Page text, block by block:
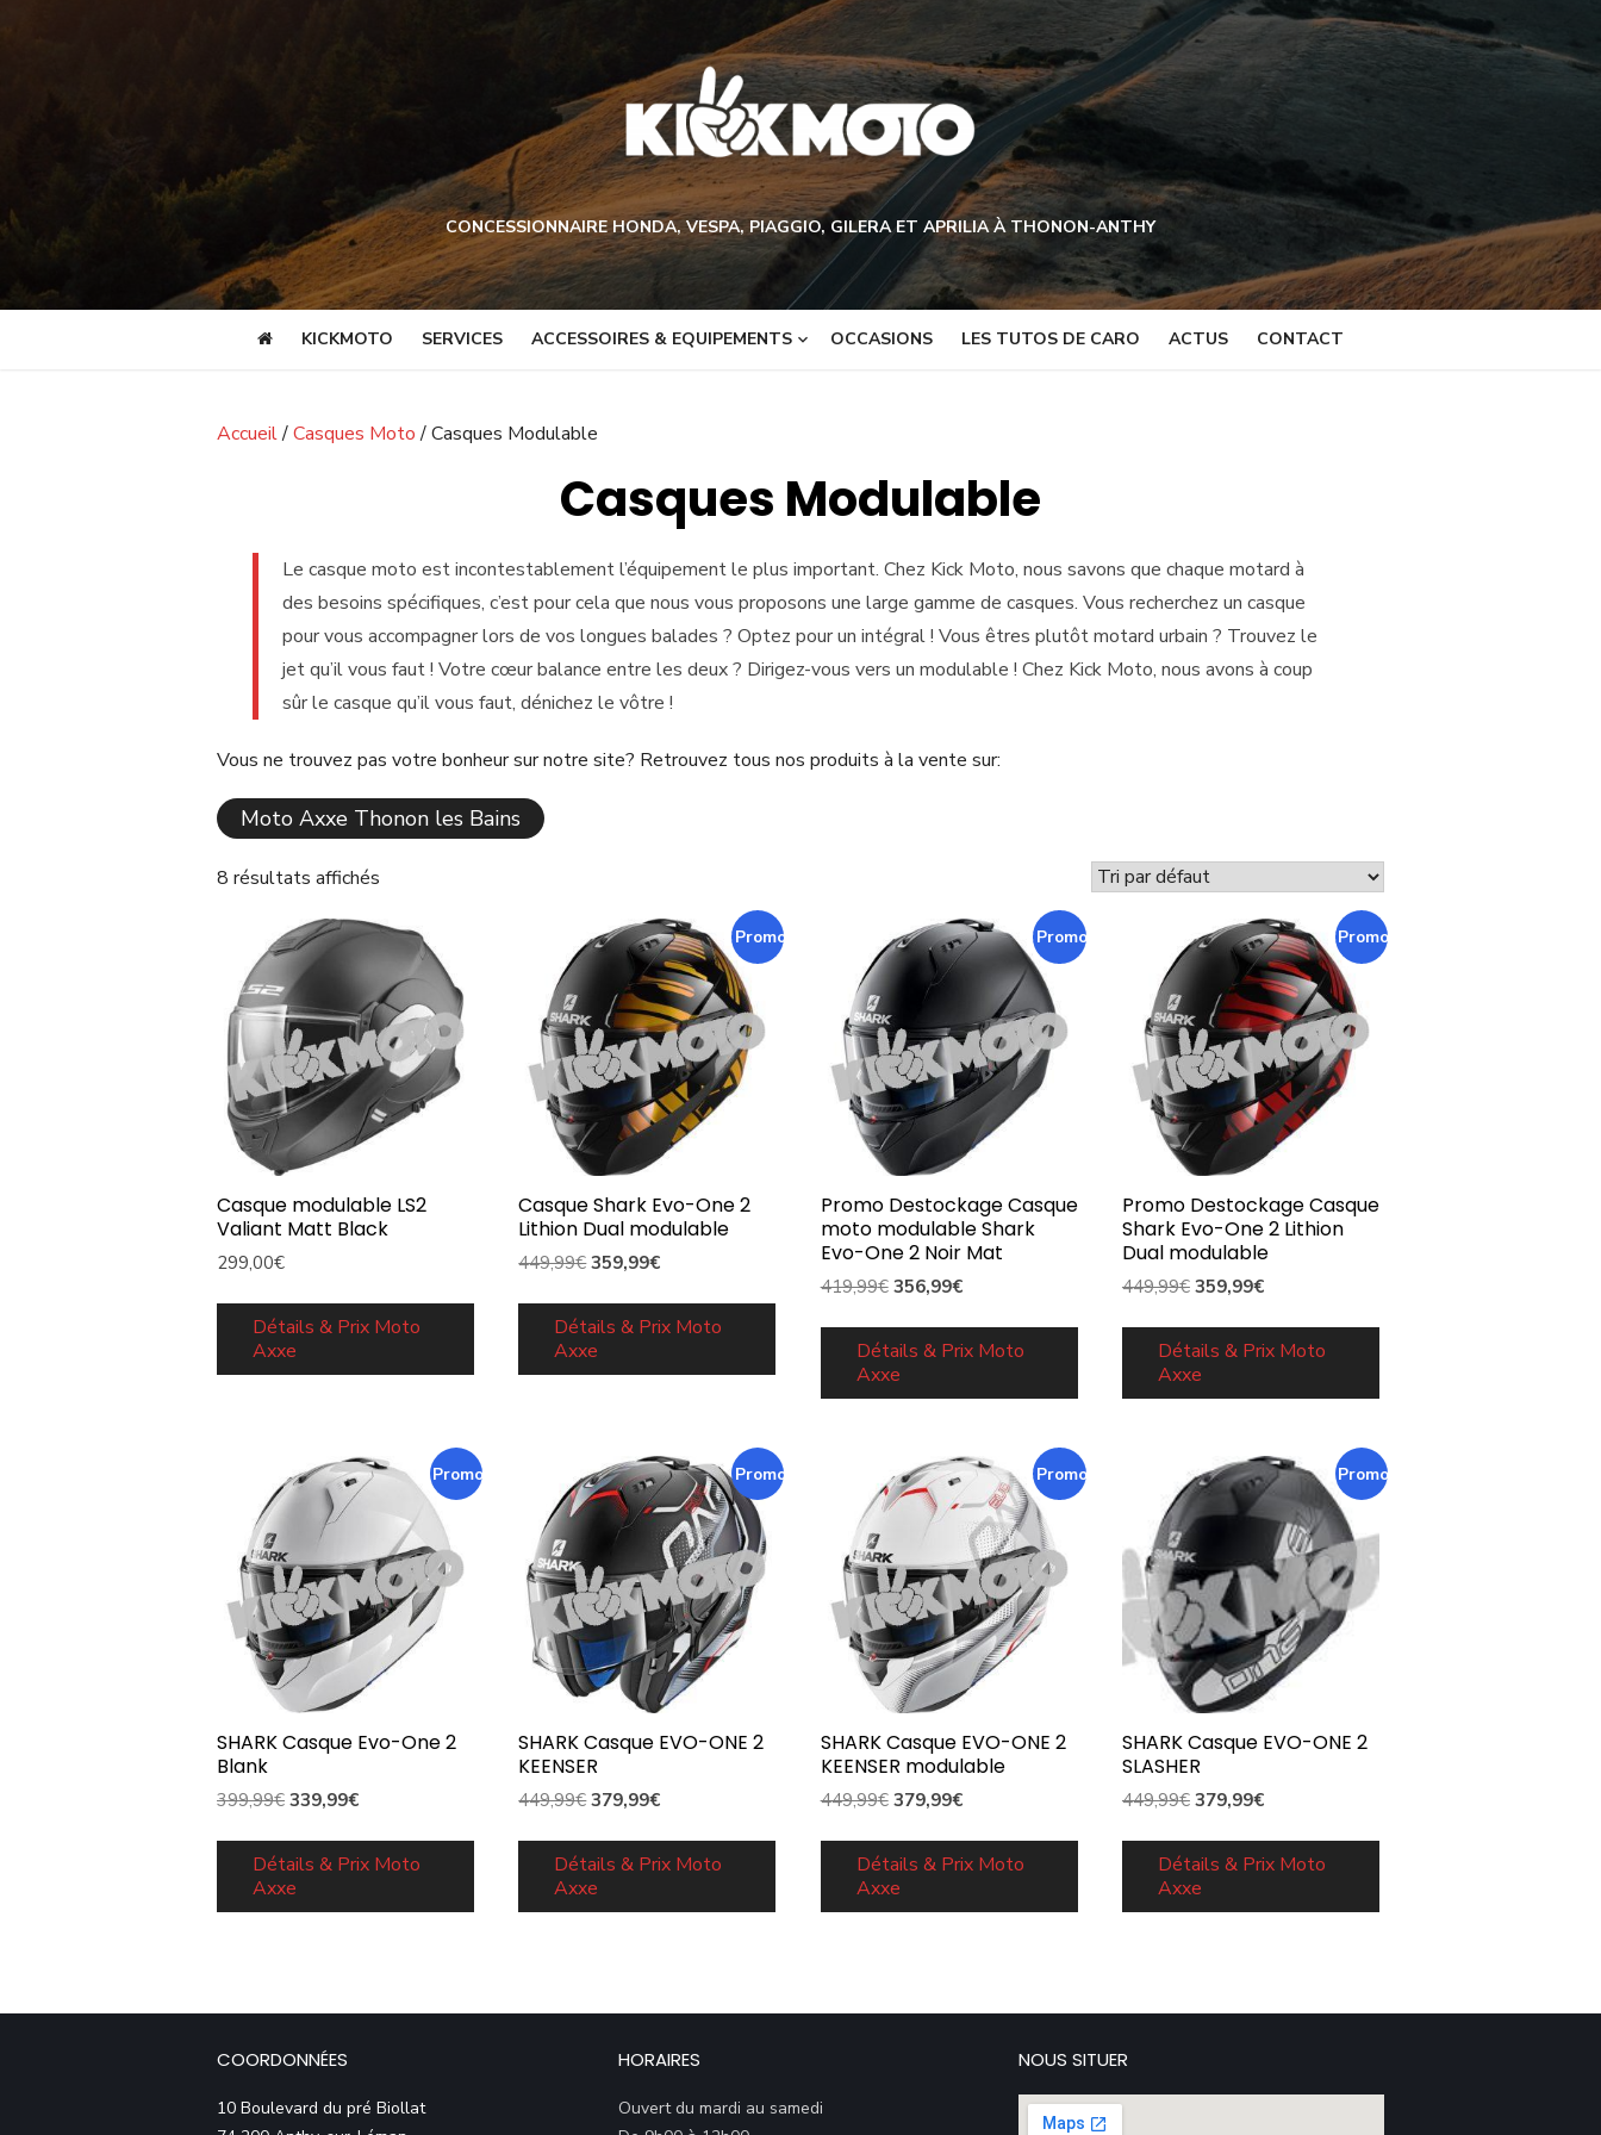
CONCESSIONNAIRE HONDA, VESPA, PIAGGIO, GILERA ET APRILIA À THONON-ANTHY
KICKMOTO SERVICES ACCESSOIRES & EQUIPEMENTS OCCASIONS LES TUTOS DE CARO ACTUS CONTACT
Accueil/Casques Moto/ Casques Modulable
Casques Modulable
Le casque moto est incontestablement l’équipement le plus important. Chez Kick Moto, nous savons que chaque motard à
des besoins spécifiques, c’est pour cela que nous vous proposons une large gamme de casques. Vous recherchez un casque
pour vous accompagner lors de vos longues balades ? Optez pour un intégral ! Vous êtres plutôt motard urbain ? Trouvez le
jet qu’il vous faut ! Votre cœur balance entre les deux ? Dirigez-vous vers un modulable ! Chez Kick Moto, nous avons à coup
sûr le casque qu’il vous faut, dénichez le vôtre !
Vous ne trouvez pas votre bonheur sur notre site? Retrouvez tous nos produits à la vente sur:
Moto Axxe Thonon les Bains
8 résultats affichés
Casque modulable LS2
Valiant Matt Black
299,00€
Détails & Prix Moto
Axxe
Promo !
Casque Shark Evo-One 2
Lithion Dual modulable
449,99€Le
initial
était :
359,99€Le
actuel
Détails & Prix Moto
Axxe
Promo !
Promo Destockage Casque
moto modulable Shark
Evo-One 2 Noir Mat
419,99€ Le
initial
était :
356,99€Le
actuel
Détails & Prix Moto
Axxe
Promo !
Promo Destockage Casque
Shark Evo-One 2 Lithion
Dual modulable
449,99€ Le
initial
était :
359,99€Le
actuel
Détails & Prix Moto
Axxe
Promo !
SHARK Casque Evo-One 2
Blank
399,99€ Le
initial
était :
339,99€Le
actuel
Détails & Prix Moto
Axxe
Promo !
SHARK Casque EVO-ONE 2
KEENSER
449,99€Le
initial
était :
379,99€Le
actuel
Détails & Prix Moto
Axxe
Promo !
SHARK Casque EVO-ONE 2
KEENSER modulable
449,99€ Le
initial
était :
379,99€Le
actuel
Détails & Prix Moto
Axxe
Promo !
SHARK Casque EVO-ONE 2
SLASHER
449,99€ Le
initial
était :
379,99€Le
actuel
Détails & Prix Moto
Axxe
COORDONNÉES
10 Boulevard du pré Biollat
HORAIRES
Ouvert du mardi au samedi
NOUS SITUER